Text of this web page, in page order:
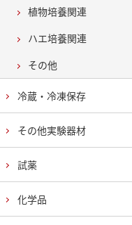
植物培養関連
ハエ培養関連
その他
冷蔵・冷凍保存
その他実験器材
試薬
化学品